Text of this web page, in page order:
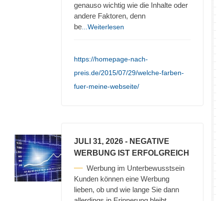
genauso wichtig wie die Inhalte oder
andere Faktoren, denn
be ...Weiterlesen
https://homepage-nach-
preis.de/2015/07/29/welche-farben-
fuer-meine-webseite/
JULI 31, 2026 - NEGATIVE
WERBUNG IST ERFOLGREICH
Werbung im Unterbewusstsein
Kunden können eine Werbung
lieben, ob und wie lange Sie dann